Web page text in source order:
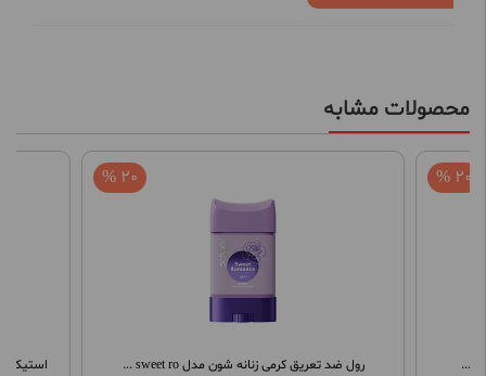
محصولات مشابه
استیک رول ضد تعریق کرمی زنانه شون مدل sweet ro ...
20 % 20 %